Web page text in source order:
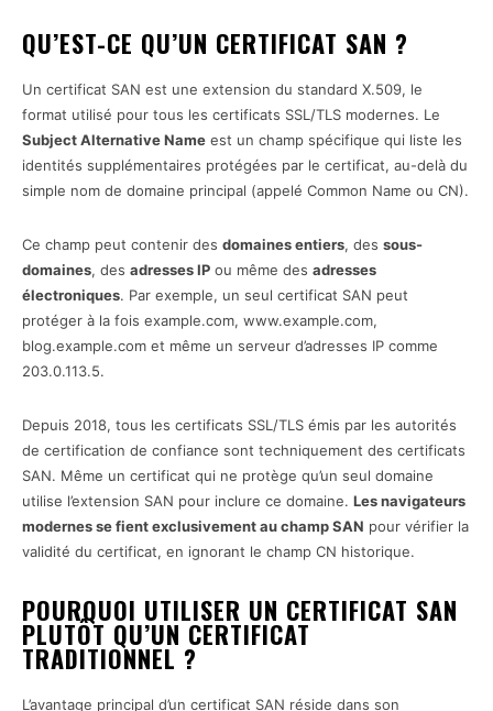
QU’EST-CE QU’UN CERTIFICAT SAN ?
Un certificat SAN est une extension du standard X.509, le
format utilisé pour tous les certificats SSL/TLS modernes. Le
Subject Alternative Name est un champ spécifique qui liste les
identités supplémentaires protégées par le certificat, au-delà du
simple nom de domaine principal (appelé Common Name ou CN).
Ce champ peut contenir des domaines entiers, des sous-
domaines, des adresses IP ou même des adresses
électroniques. Par exemple, un seul certificat SAN peut
protéger à la fois example.com, www.example.com,
blog.example.com et même un serveur d’adresses IP comme
203.0.113.5.
Depuis 2018, tous les certificats SSL/TLS émis par les autorités
de certification de confiance sont techniquement des certificats
SAN. Même un certificat qui ne protège qu’un seul domaine
utilise l’extension SAN pour inclure ce domaine. Les navigateurs
modernes se fient exclusivement au champ SAN pour vérifier la
validité du certificat, en ignorant le champ CN historique.
POURQUOI UTILISER UN CERTIFICAT SAN
PLUTÔT QU’UN CERTIFICAT
TRADITIONNEL ?
L’avantage principal d’un certificat SAN réside dans son